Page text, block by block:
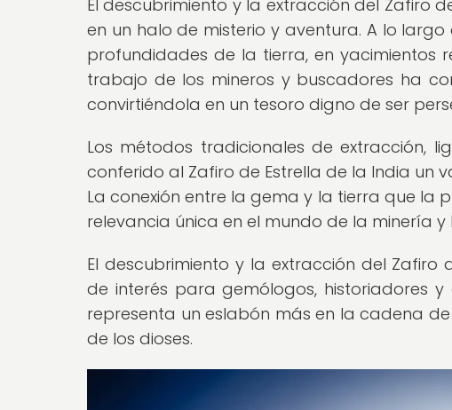
El descubrimiento y la extracción del Zafiro
en un halo de misterio y aventura. A lo
profundidades de la tierra, en yacimientos
trabajo de los mineros y buscadores ha
convirtiéndola en un tesoro digno de ser
Los métodos tradicionales de extracción,
conferido al Zafiro de Estrella de la India un
La conexión entre la gema y la tierra que
relevancia única en el mundo de la minería y
El descubrimiento y la extracción del
de interés para gemólogos, historiadores
representa un eslabón más en la cadena
de los dioses.